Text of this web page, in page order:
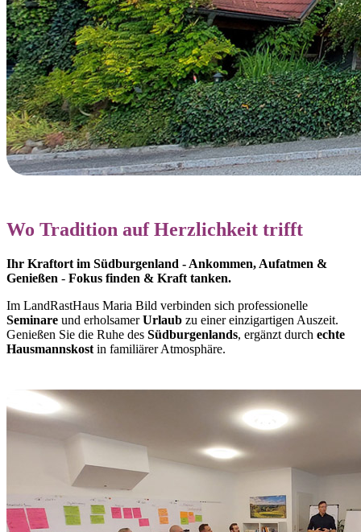
Wo Tradition auf Herzlichkeit trifft
Ihr Kraftort im Südburgenland - Ankommen, Aufatmen &
Genießen - Fokus finden & Kraft tanken.
Im LandRastHaus Maria Bild verbinden sich professionelle
Seminare und erholsamerUrlaub zu einer einzigartigen Auszeit.
Genießen Sie die Ruhe des Südburgenlands, ergänzt durch echte
Hausmannskost in familiärer Atmosphäre.